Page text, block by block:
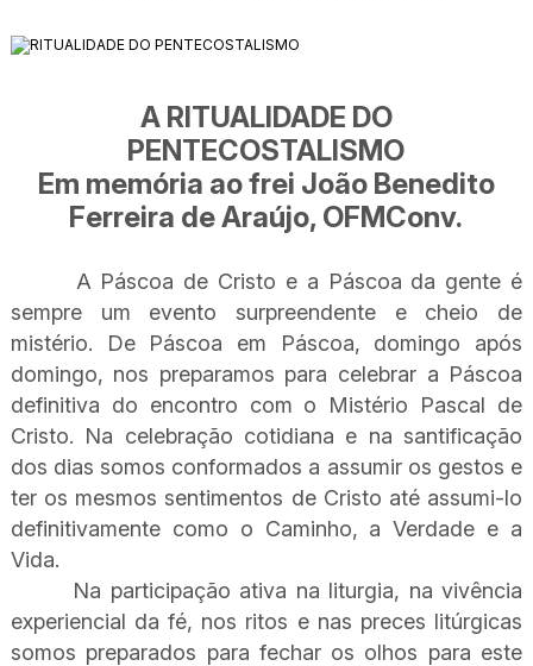
A RITUALIDADE DO
PENTECOSTALISMO
Em memória ao frei João Benedito
Ferreira de Araújo, OFMConv.
A Páscoa de Cristo e a Páscoa da gente é
sempre um evento surpreendente e cheio de
mistério. De Páscoa em Páscoa, domingo após
domingo, nos preparamos para celebrar a Páscoa
definitiva do encontro com o Mistério Pascal de
Cristo. Na celebração cotidiana e na santificação
dos dias somos conformados a assumir os gestos e
ter os mesmos sentimentos de Cristo até assumi-lo
definitivamente como o Caminho, a Verdade e a
Vida.
Na participação ativa na liturgia, na vivência
experiencial da fé, nos ritos e nas preces litúrgicas
somos preparados para fechar os olhos para este